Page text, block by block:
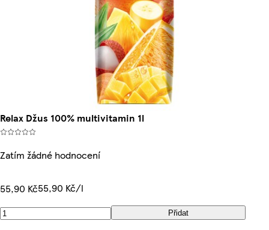
Relax Džus 100% multivitamin 1l
Zatím žádné hodnocení
55,90 Kč55,90 Kč/l
Přidat